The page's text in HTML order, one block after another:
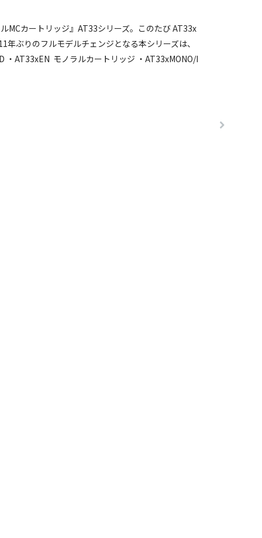
MCカートリッジ』AT33シリーズ。このたび AT33x
ぶりのフルモデルチェンジとなる本シリーズは、
・AT33xEN モノラルカートリッジ ・AT33xMONO/I